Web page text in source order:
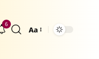
6
Größenänderung
Aa